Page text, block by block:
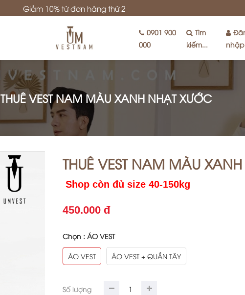
Giảm 10% từ đơn hàng thứ 2
0901 900
000
Tìm
kiếm...
nhập
THUÊ VEST NAM MÀU XANH NHẠT XƯỚC
THUÊ VEST NAM MÀU
Shop còn đủ size 40-150kg
450.000 đ
Chọn : ÁO VEST
ÁO VEST ÁO VEST + QUẦN TÂY
Số lượng